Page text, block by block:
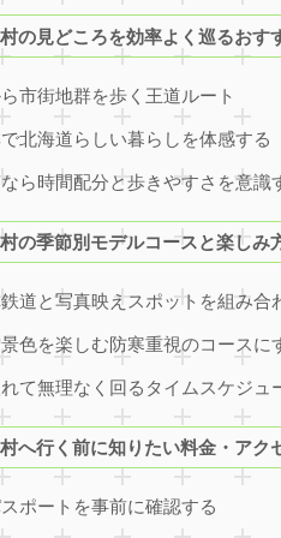
の見どころを効率よく巡るおす
市街地群を歩く王道ルート
北海道らしい暮らしを体感する
ら時間配分と歩きやすさを意識
の季節別モデルコースと楽しみ
道と写真映えスポットを組み合
色を楽しむ防寒重視のコースに
て無理なく回るタイムスケジュ
へ行く前に知りたい料金・アク
ポートを事前に確認する